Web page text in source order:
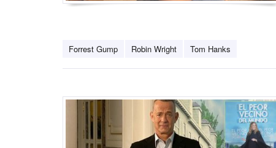
Forrest Gump Robin Wright Tom Hanks